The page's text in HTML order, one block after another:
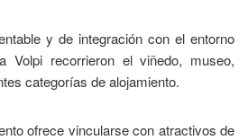
y de integración con el entorno
Volpi recorrieron el viñedo, museo,
categorías de alojamiento.
ofrece vincularse con atractivos de